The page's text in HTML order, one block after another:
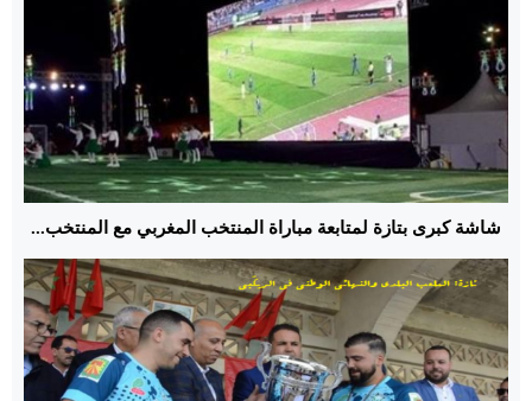
شاشة كبرى بتازة لمتابعة مباراة المنتخب المغربي مع المنتخب...